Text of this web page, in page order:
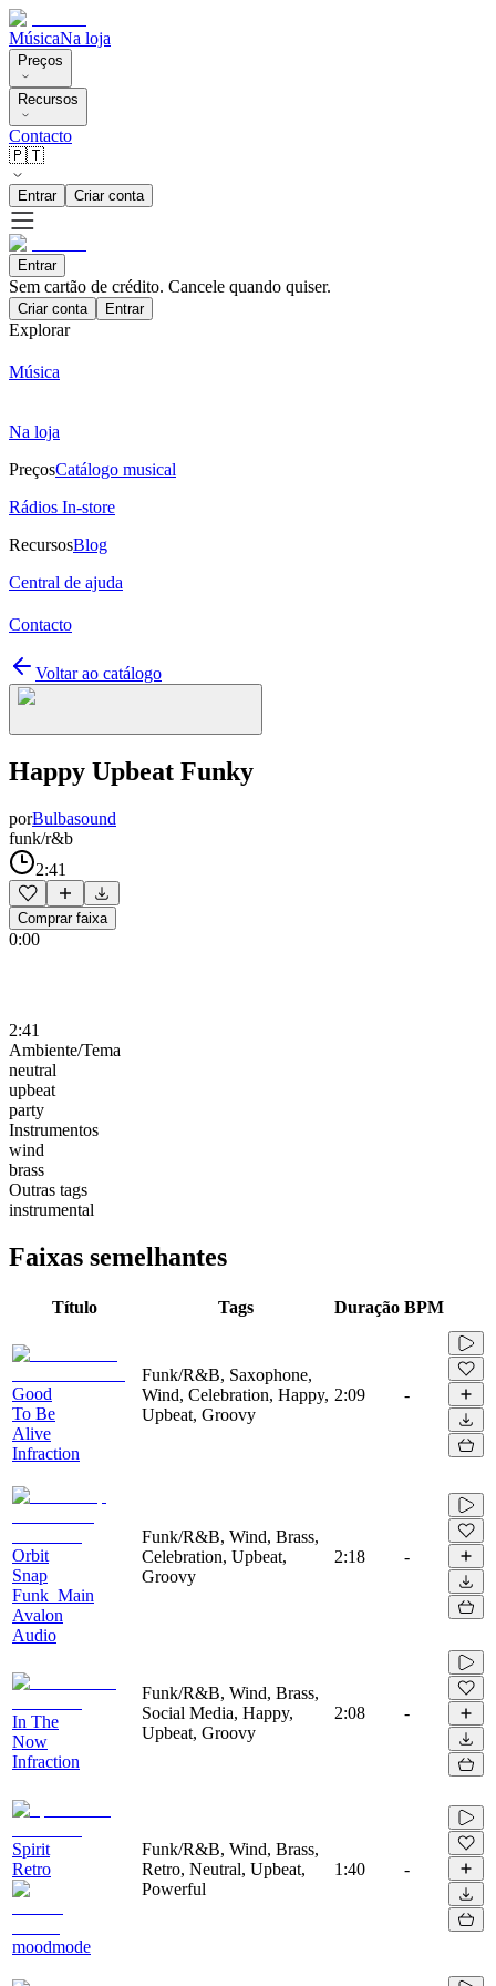
MúsicaNa loja
Preços
Recursos
Contacto
🇵🇹
Entrar Criar conta
Entrar
Sem cartão de crédito. Cancele quando quiser.
Criar conta Entrar
Explorar
Música
Na loja
PreçosCatálogo musical
Rádios In-store
RecursosBlog
Central de ajuda
Contacto
Voltar ao catálogo
Happy Upbeat Funky
porBulbasound
funk/r&b
2:41
Comprar faixa
0:00
2:41
Ambiente/Tema
neutral
upbeat
party
Instrumentos
wind
brass
Outras tags
instrumental
Faixas semelhantes
Título Tags Duração BPM
Good
To Be
Alive
Infraction
Funk/R&B, Saxophone,
Wind, Celebration, Happy,
Upbeat, Groovy
2:09 -
Orbit
Snap
Funk_Main
Avalon
Audio
Funk/R&B, Wind, Brass,
Celebration, Upbeat,
Groovy
2:18 -
In The
Now
Infraction
Funk/R&B, Wind, Brass,
Social Media, Happy,
Upbeat, Groovy
2:08 -
Spirit
Retro
moodmode
Funk/R&B, Wind, Brass,
Retro, Neutral, Upbeat,
Powerful
1:40 -